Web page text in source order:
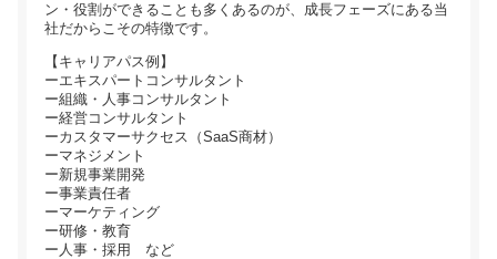
ン・役割ができることも多くあるのが、成長フェーズにある当
社だからこその特徴です。
【キャリアパス例】
ーエキスパートコンサルタント
ー組織・人事コンサルタント
ー経営コンサルタント
ーカスタマーサクセス（SaaS商材）
ーマネジメント
ー新規事業開発
ー事業責任者
ーマーケティング
ー研修・教育
ー人事・採用 など